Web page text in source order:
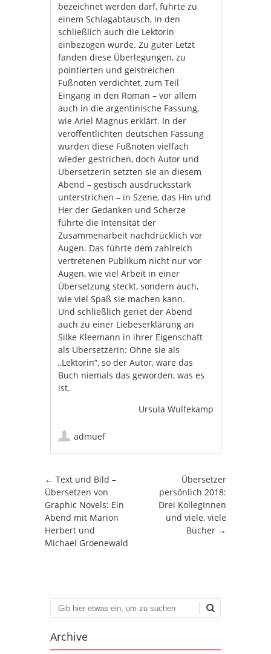
bezeichnet werden darf, führte zu
einem Schlagabtausch, in den
schließlich auch die Lektorin
einbezogen wurde. Zu guter Letzt
fanden diese Überlegungen, zu
pointierten und geistreichen
Fußnoten verdichtet, zum Teil
Eingang in den Roman – vor allem
auch in die argentinische Fassung,
wie Ariel Magnus erklärt. In der
veröffentlichten deutschen Fassung
wurden diese Fußnoten vielfach
wieder gestrichen, doch Autor und
Übersetzerin setzten sie an diesem
Abend – gestisch ausdrucksstark
unterstrichen – in Szene, das Hin und
Her der Gedanken und Scherze
führte die Intensität der
Zusammenarbeit nachdrücklich vor
Augen. Das führte dem zahlreich
vertretenen Publikum nicht nur vor
Augen, wie viel Arbeit in einer
Übersetzung steckt, sondern auch,
wie viel Spaß sie machen kann.
Und schließlich geriet der Abend
auch zu einer Liebeserklärung an
Silke Kleemann in ihrer Eigenschaft
als Übersetzerin: Ohne sie als
„Lektorin“, so der Autor, wäre das
Buch niemals das geworden, was es
ist.
Ursula Wulfekamp
admuef
Artikel-Navigation
← Text und Bild –
Übersetzen von
Graphic Novels: Ein
Abend mit Marion
Herbert und
Michael Groenewald
Übersetzer
persönlich 2018:
Drei KollegInnen
und viele, viele
Bücher →
Suchen
Archive